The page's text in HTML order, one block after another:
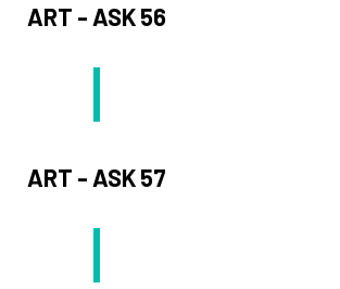
ART - ASK 56
ART - ASK 57